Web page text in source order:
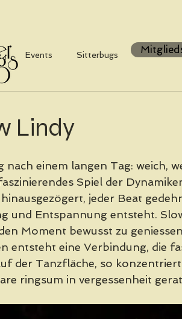
Events Sitterbugs
Lindy
nach einem langen Tag: weich,
Spiel der
jeder Beat
und Entspannung entsteht.
Moment bewusst zu
entsteht eine Verbindung, die
der Tanzfläche, so
ringsum in vergessenheit